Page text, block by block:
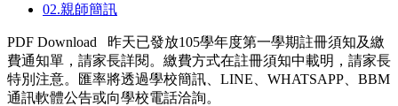
02.親師簡訊
PDF Download 昨天已發放105學年度第一學期註冊須知及繳
費通知單，請家長詳閱。繳費方式在註冊須知中載明，請家長
特別注意。匯率將透過學校簡訊、LINE、WHATSAPP、BBM
通訊軟體公告或向學校電話洽詢。